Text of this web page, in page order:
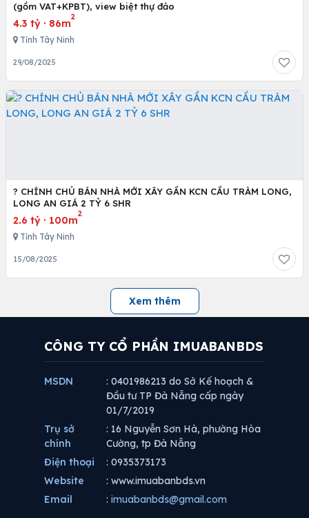
(gồm VAT+KPBT), view biệt thự đảo
4.3 tỷ · 86m
2
Tỉnh Tây Ninh
29/08/2025
? CHÍNH CHỦ BÁN NHÀ MỚI XÂY GẦN KCN CẦU TRÀM LONG,
LONG AN GIÁ 2 TỶ 6 SHR
2.6 tỷ · 100m
2
Tỉnh Tây Ninh
15/08/2025
Xem thêm
CÔNG TY CỔ PHẦN IMUABANBDS
MSDN
: 0401986213 do Sở Kế hoạch &
Đầu tư TP Đà Nẵng cấp ngày
01/7/2019
Trụ sở
chính
: 16 Nguyễn Sơn Hà, phường Hòa
Cường, tp Đà Nẵng
Điện thoại
: 0935373173
Website
: www.imuabanbds.vn
Email
: imuabanbds@gmail.com